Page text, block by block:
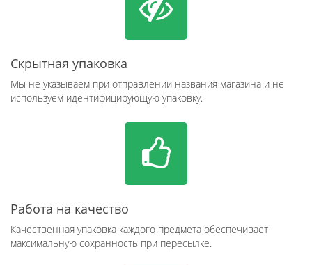
Скрытная упаковка
Мы не указываем при отправлении названия магазина и не
используем идентифицирующую упаковку.
Работа на качество
Качественная упаковка каждого предмета обеспечивает
максимальную сохранность при пересылке.